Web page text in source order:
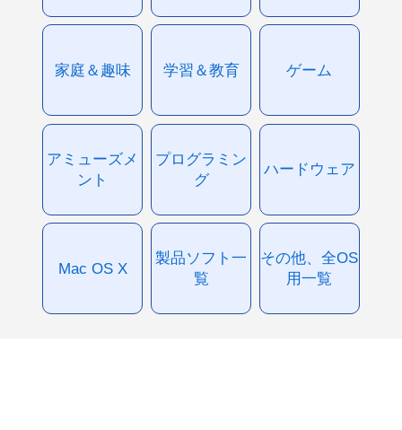
家庭＆趣味 学習＆教育 ゲーム
アミューズメ
ント
プログラミン
グ
ハードウェア
Mac OS X
製品ソフト一
覧
その他、全OS
用一覧